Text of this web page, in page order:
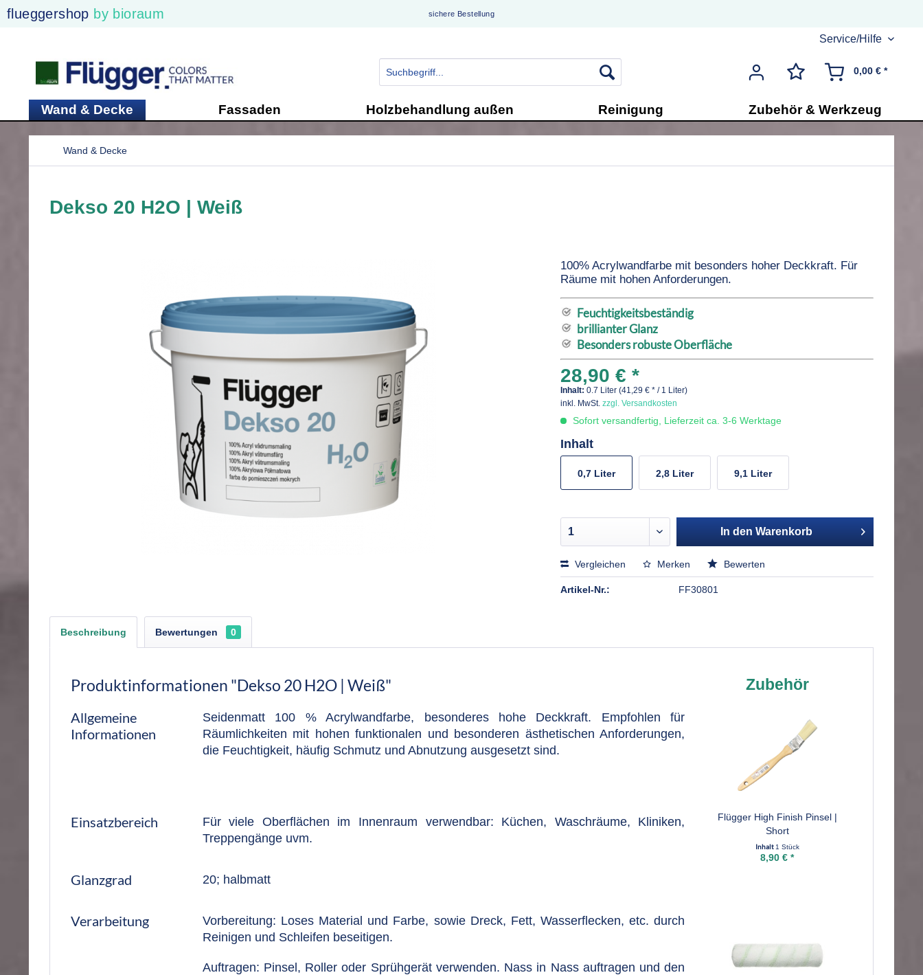
flueggershop by bioraum sichere Bestellung
Service/Hilfe
0,00 € *
Wand & Decke Fassaden Holzbehandlung außen Reinigung Zubehör & Werkzeug
Wand & Decke
Dekso 20 H2O | Weiß
100% Acrylwandfarbe mit besonders hoher Deckkraft. Für
Räume mit hohen Anforderungen.
Feuchtigkeitsbeständig
brillianter Glanz
Besonders robuste Oberfläche
28,90 € *
Inhalt: 0.7 Liter (41,29 € * / 1 Liter)
inkl. MwSt. zzgl. Versandkosten
Sofort versandfertig, Lieferzeit ca. 3-6 Werktage
Inhalt
0,7 Liter 2,8 Liter 9,1 Liter
In den Warenkorb
Vergleichen Merken Bewerten
Artikel-Nr.: FF30801
Beschreibung Bewertungen 0
Produktinformationen "Dekso 20 H2O | Weiß"
Allgemeine
Informationen
Seidenmatt 100 % Acrylwandfarbe, besonderes hohe Deckkraft. Empfohlen für
Räumlichkeiten mit hohen funktionalen und besonderen ästhetischen Anforderungen,
die Feuchtigkeit, häufig Schmutz und Abnutzung ausgesetzt sind.
Einsatzbereich
Für viele Oberflächen im Innenraum verwendbar: Küchen, Waschräume, Kliniken,
Treppengänge uvm.
Glanzgrad 20; halbmatt
Verarbeitung
Vorbereitung: Loses Material und Farbe, sowie Dreck, Fett, Wasserflecken, etc. durch
Reinigen und Schleifen beseitigen.
Auftragen: Pinsel, Roller oder Sprühgerät verwenden. Nass in Nass auftragen und den
Zubehör
Flügger High Finish Pinsel |
Short
Inhalt 1 Stück
8,90 € *